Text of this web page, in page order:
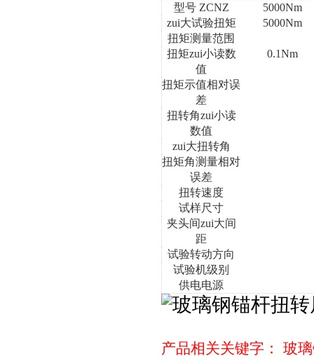
型号 ZCNZ 5000Nm
zui大试验扭矩
5000Nm
扭矩测量范围
扭矩zui小读数
值
0.1Nm
扭矩示值相对误
差
扭转角zui小读
数值
zui大扭转角
扭矩角测量相对
误差
扭转速度
试样尺寸
夹头间zui大间
距
试验转动方向
试验机级别
供电电源
产品相关关键字： 玻